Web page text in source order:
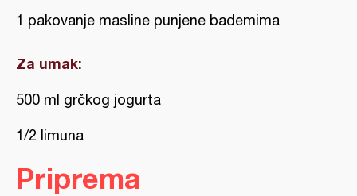
1 pakovanje masline punjene bademima
Za umak:
500 ml grčkog jogurta
1/2 limuna
Priprema